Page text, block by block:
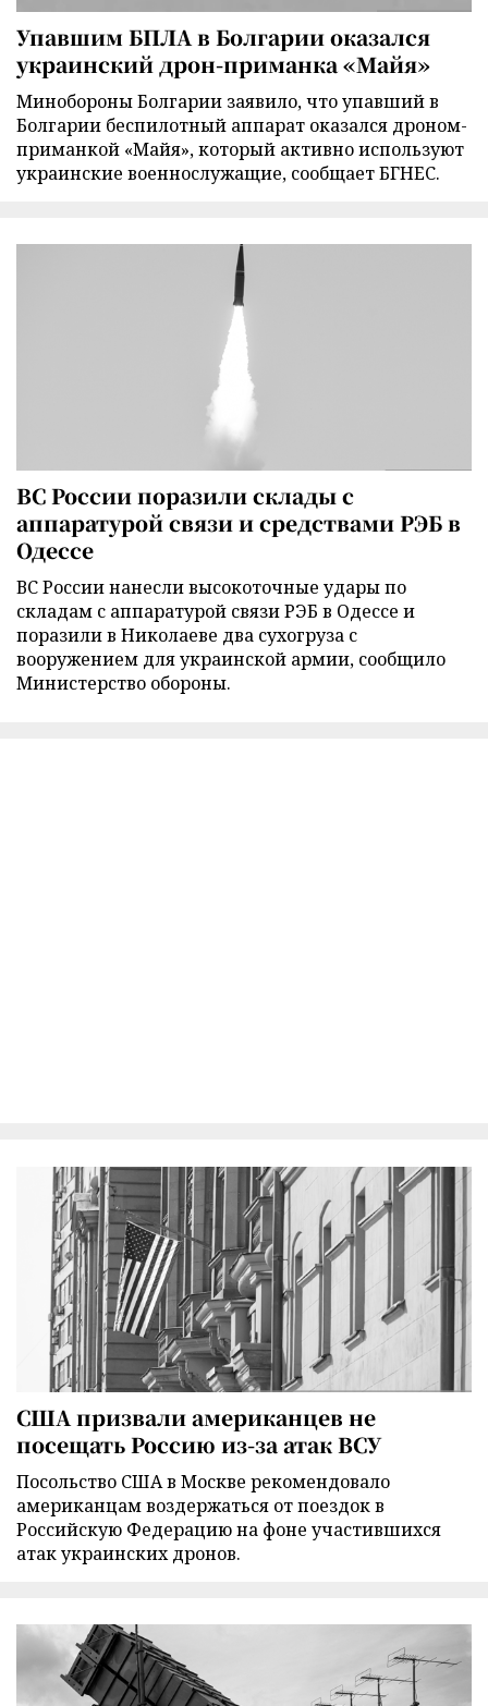
Упавшим БПЛА в Болгарии оказался
украинский дрон-приманка «Майя»
Минобороны Болгарии заявило, что упавший в
Болгарии беспилотный аппарат оказался дроном-
приманкой «Майя», который активно используют
украинские военнослужащие, сообщает БГНЕС.
ВС России поразили склады с
аппаратурой связи и средствами РЭБ в
Одессе
ВС России нанесли высокоточные удары по
складам с аппаратурой связи РЭБ в Одессе и
поразили в Николаеве два сухогруза с
вооружением для украинской армии, сообщило
Министерство обороны.
США призвали американцев не
посещать Россию из-за атак ВСУ
Посольство США в Москве рекомендовало
американцам воздержаться от поездок в
Российскую Федерацию на фоне участившихся
атак украинских дронов.